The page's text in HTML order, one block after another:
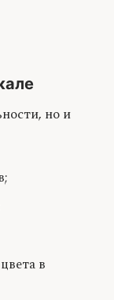
но и
в